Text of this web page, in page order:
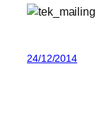
24/12/2014